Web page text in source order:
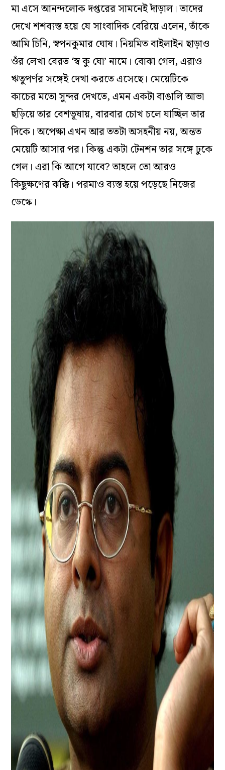
মা এসে আনন্দলোক দপ্তরের সামনেই দাঁড়াল। তাদের
দেখে শশব‌্যস্ত হয়ে যে সাংবাদিক বেরিয়ে এলেন, তাঁকে
আমি চিনি, স্বপনকুমার ঘোষ। নিয়মিত বাইলাইন ছাড়াও
ওঁর লেখা বেরত ‘স্ব কু ঘো’ নামে। বোঝা গেল, এরাও
ঋতুপর্ণর সঙ্গেই দেখা করতে এসেছে। মেয়েটিকে
কাচের মতো সুন্দর দেখতে, এমন একটা বাঙালি আভা
ছড়িয়ে তার বেশভূষায়, বারবার চোখ চলে যাচ্ছিল তার
দিকে। অপেক্ষা এখন আর ততটা অসহনীয় নয়, অন্তত
মেয়েটি আসার পর। কিন্তু একটা টেনশন তার সঙ্গে ঢুকে
গেল। এরা কি আগে যাবে? তাহলে তো আরও
কিছুক্ষণের ঝক্কি। পরমাও ব‌্যস্ত হয়ে পড়েছে নিজের
ডেস্কে।